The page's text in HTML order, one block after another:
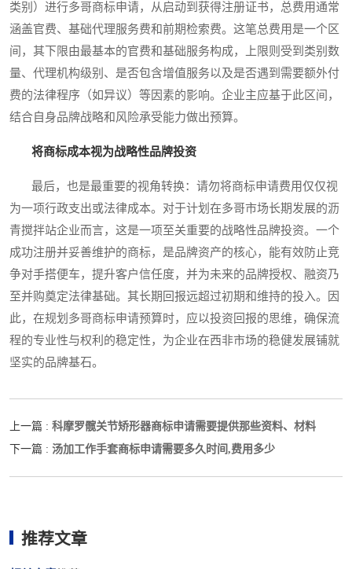
类别）进行多哥商标申请，从启动到获得注册证书，总费用通常
涵盖官费、基础代理服务费和前期检索费。这笔总费用是一个区
间，其下限由最基本的官费和基础服务构成，上限则受到类别数
量、代理机构级别、是否包含增值服务以及是否遇到需要额外付
费的法律程序（如异议）等因素的影响。企业主应基于此区间，
结合自身品牌战略和风险承受能力做出预算。
将商标成本视为战略性品牌投资
最后，也是最重要的视角转换：请勿将商标申请费用仅仅视
为一项行政支出或法律成本。对于计划在多哥市场长期发展的沥
青搅拌站企业而言，这是一项至关重要的战略性品牌投资。一个
成功注册并妥善维护的商标，是品牌资产的核心，能有效防止竞
争对手搭便车，提升客户信任度，并为未来的品牌授权、融资乃
至并购奠定法律基础。其长期回报远超过初期和维持的投入。因
此，在规划多哥商标申请预算时，应以投资回报的思维，确保流
程的专业性与权利的稳定性，为企业在西非市场的稳健发展铺就
坚实的品牌基石。
上一篇 : 科摩罗髋关节矫形器商标申请需要提供那些资料、材料
下一篇 : 汤加工作手套商标申请需要多久时间,费用多少
推荐文章